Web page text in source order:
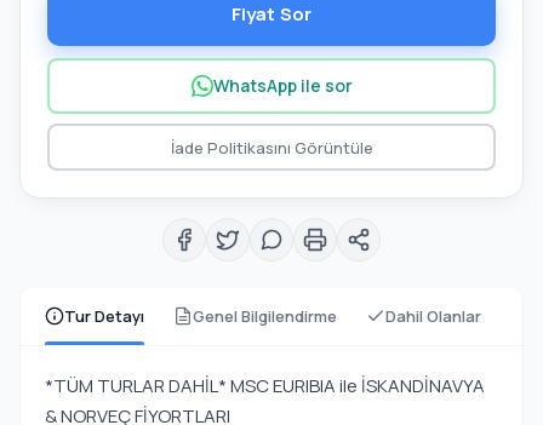
Tur Detayı Genel Bilgilendirme Dahil Olanlar
*TÜM TURLAR DAHİL* MSC EURIBIA ile İSKANDİNAVYA
& NORVEÇ FİYORTLARI
Fiyat Sor
WhatsApp ile sor
İade Politikasını Görüntüle